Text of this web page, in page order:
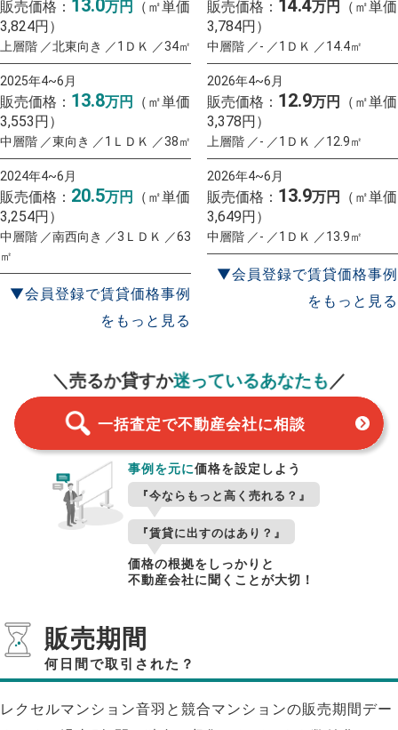
販売価格： 13.0万円
（㎡単価
3,824円）
上層階 ／北東向き ／1ＤＫ ／34㎡
2025年4~6月
販売価格： 13.8万円
（㎡単価
3,553円）
中層階 ／東向き ／1ＬＤＫ ／38㎡
2024年4~6月
販売価格： 20.5万円
（㎡単価
3,254円）
中層階 ／南西向き ／3ＬＤＫ ／63
㎡
▼会員登録で賃貸価格事例
をもっと見る
販売価格： 14.4万円
（㎡単価
3,784円）
中層階 ／- ／1ＤＫ ／14.4㎡
2026年4~6月
販売価格： 12.9万円
（㎡単価
3,378円）
上層階 ／- ／1ＤＫ ／12.9㎡
2026年4~6月
販売価格： 13.9万円
（㎡単価
3,649円）
中層階 ／- ／1ＤＫ ／13.9㎡
▼会員登録で賃貸価格事例
をもっと見る
＼売るか貸すか迷っているあなたも／
一括査定で不動産会社に相談
事例を元に価格を設定しよう
『今ならもっと高く売れる？』
『賃貸に出すのはあり？』
価格の根拠をしっかりと
不動産会社に聞くことが大切！
販売期間
何日間で取引された？
レクセルマンション音羽と競合マンションの販売期間デー